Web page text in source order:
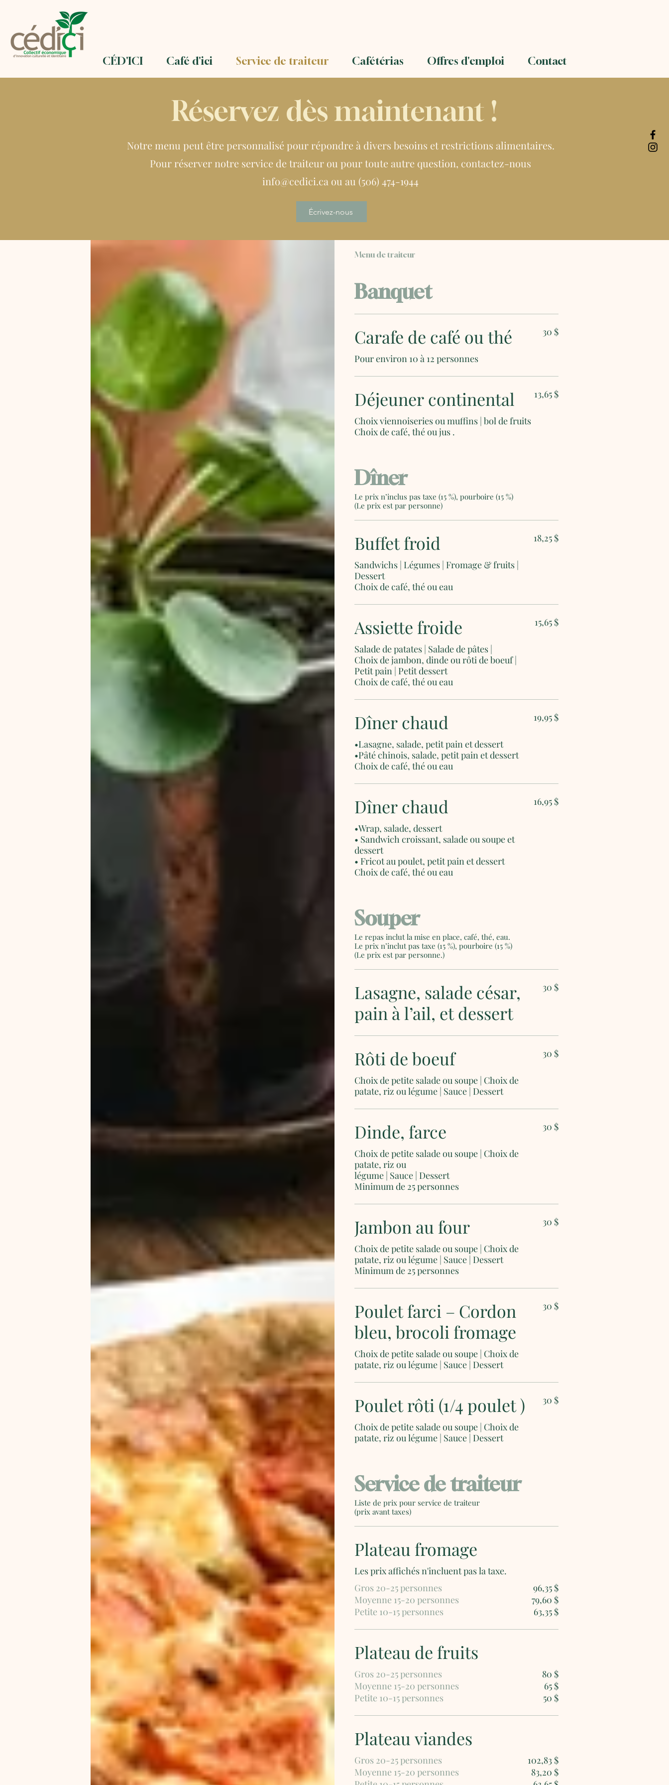
CÉD'ICI Café d'ici Service de traiteur Cafétérias Offres d'emploi Contact
Réservez dès maintenant !
Notre menu peut être personnalisé pour répondre à divers besoins et restrictions alimentaires.
Pour réserver notre service de traiteur ou pour toute autre question, contactez-nous
info@cedici.ca ou au (506) 474-1944
Écrivez-nous
Menu de traiteur
Banquet
Carafe de café ou thé
Pour environ 10 à 12 personnes
30 $
Déjeuner continental
Choix viennoiseries ou muffins | bol de fruits
Choix de café, thé ou jus .
13,65 $
Dîner
Le prix n’inclus pas taxe (15 %), pourboire (15 %)
(Le prix est par personne)
Buffet froid
Sandwichs | Légumes | Fromage & fruits |
Dessert
Choix de café, thé ou eau
18,25 $
Assiette froide
Salade de patates | Salade de pâtes |
Choix de jambon, dinde ou rôti de boeuf |
Petit pain | Petit dessert
Choix de café, thé ou eau
15,65 $
Dîner chaud
•Lasagne, salade, petit pain et dessert
•Pâté chinois, salade, petit pain et dessert
19,95 $
Dîner chaud
•Wrap, salade, dessert
• Sandwich croissant, salade ou soupe et
dessert
• Fricot au poulet, petit pain et dessert
Choix de café, thé ou eau
16,95 $
Souper
Le repas inclut la mise en place, café, thé, eau.
Le prix n’inclut pas taxe (15 %), pourboire (15 %)
(Le prix est par personne.)
Lasagne, salade césar,
pain à l’ail, et dessert
30 $
Rôti de boeuf
Choix de petite salade ou soupe | Choix de
patate, riz ou légume | Sauce | Dessert
30 $
Dinde, farce
Choix de petite salade ou soupe | Choix de
patate, riz ou
légume | Sauce | Dessert
Minimum de 25 personnes
30 $
Jambon au four
Choix de petite salade ou soupe | Choix de
patate, riz ou légume | Sauce | Dessert
Minimum de 25 personnes
30 $
Poulet farci – Cordon
bleu, brocoli fromage
Choix de petite salade ou soupe | Choix de
patate, riz ou légume | Sauce | Dessert
30 $
Poulet rôti (1/4 poulet )
Choix de petite salade ou soupe | Choix de
patate, riz ou légume | Sauce | Dessert
30 $
Service de traiteur
Liste de prix pour service de traiteur
(prix avant taxes)
Plateau fromage
Les prix affichés n'incluent pas la taxe.
Gros 20-25 personnes
96,35 $
Moyenne 15-20 personnes
79,60 $
Petite 10-15 personnes
63,35 $
Plateau de fruits
Gros 20-25 personnes
80 $
Moyenne 15-20 personnes
65 $
Petite 10-15 personnes
50 $
Plateau viandes
Gros 20-25 personnes
102,83 $
Moyenne 15-20 personnes
83,20 $